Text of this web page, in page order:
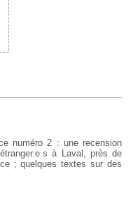
numéro 2 : une recension
à Laval, près de
; quelques textes sur des